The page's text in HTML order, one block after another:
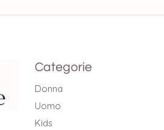
Categorie
Donna
Uomo
Kids